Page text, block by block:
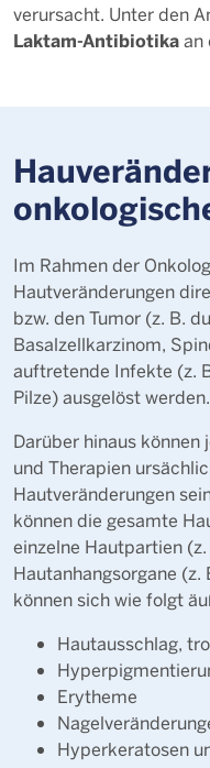
verursacht. Unter den
Laktam-Antibiotikaan
Im Rahmen der
Hautveränderungen
bzw. den Tumor (z. B.
Basalzellkarzinom,
auftretende Infekte (z.
Pilze) ausgelöst werden.
Darüber hinaus
und Therapien
Hautveränderungen
können die gesamte
einzelne Hautpartien
Hautanhangsorgane (z.
können sich wie folgt
Hautausschlag,
Erytheme
Hyperkeratosen